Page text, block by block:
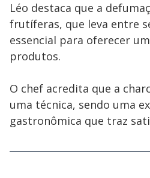
Léo destaca que a
frutíferas, que leva entre
essencial para oferecer
produtos.
O chef acredita que a
uma técnica, sendo uma
gastronômica que traz